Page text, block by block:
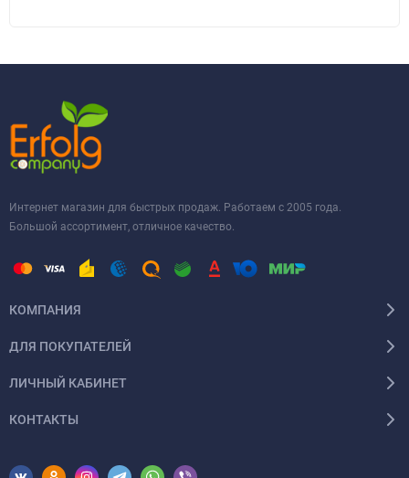
Интернет магазин для быстрых продаж. Работаем с 2005 года.
Большой ассортимент, отличное качество.
КОМПАНИЯ
ДЛЯ ПОКУПАТЕЛЕЙ
ЛИЧНЫЙ КАБИНЕТ
КОНТАКТЫ